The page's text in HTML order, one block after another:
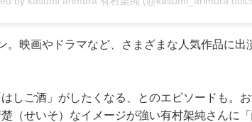
。映画やドラマなど、さまざまな人気作品に出
しご酒」がしたくなる、とのエピソードも。
（せいそ）なイメージが強い有村架純さんに